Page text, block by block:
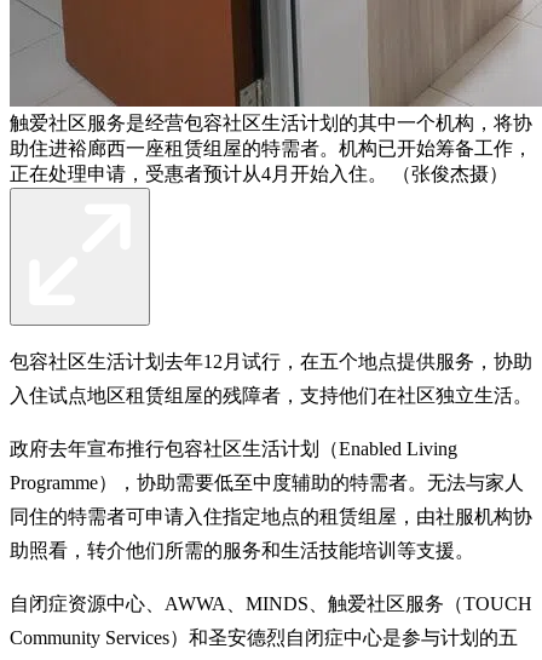
触爱社区服务是经营包容社区生活计划的其中一个机构，将协
助住进裕廊西一座租赁组屋的特需者。机构已开始筹备工作，
正在处理申请，受惠者预计从4月开始入住。 （张俊杰摄）
包容社区生活计划去年12月试行，在五个地点提供服务，协助
入住试点地区租赁组屋的残障者，支持他们在社区独立生活。
政府去年宣布推行包容社区生活计划（Enabled Living
Programme），协助需要低至中度辅助的特需者。无法与家人
同住的特需者可申请入住指定地点的租赁组屋，由社服机构协
助照看，转介他们所需的服务和生活技能培训等支援。
自闭症资源中心、AWWA、MINDS、触爱社区服务（TOUCH
Community Services）和圣安德烈自闭症中心是参与计划的五